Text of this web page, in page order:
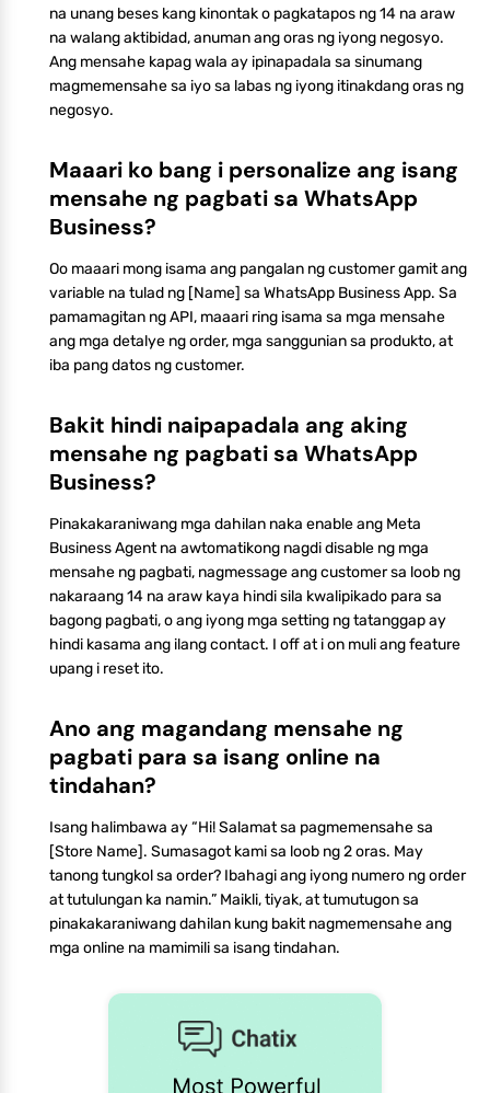
na unang beses kang kinontak o pagkatapos ng 14 na araw
na walang aktibidad, anuman ang oras ng iyong negosyo.
Ang mensahe kapag wala ay ipinapadala sa sinumang
magmemensahe sa iyo sa labas ng iyong itinakdang oras ng
negosyo.
Maaari ko bang i personalize ang isang
mensahe ng pagbati sa WhatsApp
Business?
Oo maaari mong isama ang pangalan ng customer gamit ang
variable na tulad ng [Name] sa WhatsApp Business App. Sa
pamamagitan ng API, maaari ring isama sa mga mensahe
ang mga detalye ng order, mga sanggunian sa produkto, at
iba pang datos ng customer.
Bakit hindi naipapadala ang aking
mensahe ng pagbati sa WhatsApp
Business?
Pinakakaraniwang mga dahilan naka enable ang Meta
Business Agent na awtomatikong nagdi disable ng mga
mensahe ng pagbati, nagmessage ang customer sa loob ng
nakaraang 14 na araw kaya hindi sila kwalipikado para sa
bagong pagbati, o ang iyong mga setting ng tatanggap ay
hindi kasama ang ilang contact. I off at i on muli ang feature
upang i reset ito.
Ano ang magandang mensahe ng
pagbati para sa isang online na
tindahan?
Isang halimbawa ay “Hi! Salamat sa pagmemensahe sa
[Store Name]. Sumasagot kami sa loob ng 2 oras. May
tanong tungkol sa order? Ibahagi ang iyong numero ng order
at tutulungan ka namin.” Maikli, tiyak, at tumutugon sa
pinakakaraniwang dahilan kung bakit nagmemensahe ang
mga online na mamimili sa isang tindahan.